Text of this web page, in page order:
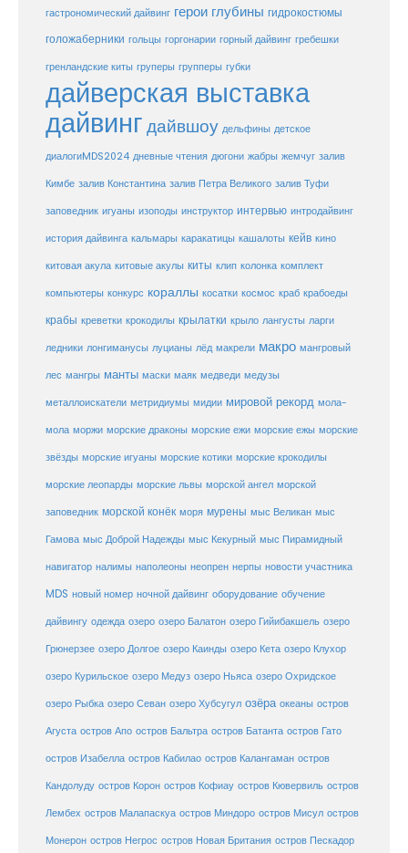
гастрономический дайвинг герои глубины гидрокостюмы
голожаберники гольцы горгонарии горный дайвинг гребешки
гренландские киты груперы групперы губки
дайверская выставка
дайвингдайвшоу дельфины детское
диалогиMDS2024 дневные чтения дюгони жабры жемчуг залив
Кимбе залив Константина залив Петра Великого залив Туфи
заповедник игуаны изоподы инструктор интервью интродайвинг
история дайвинга кальмары каракатицы кашалоты кейв кино
китовая акула китовые акулы киты клип колонка комплект
компьютеры конкурс кораллы косатки космос краб крабоеды
крабы креветки крокодилы крылатки крыло лангусты ларги
ледники лонгиманусы луцианы лёд макрели макро мангровый
лес мангры манты маски маяк медведи медузы
металлоискатели метридиумы мидии мировой рекорд мола-
мола моржи морские драконы морские ежи морские ежы морские
звёзды морские игуаны морские котики морские крокодилы
морские леопарды морские львы морской ангел морской
заповедник морской конёк моря мурены мыс Великан мыс
Гамова мыс Доброй Надежды мыс Кекурный мыс Пирамидный
навигатор налимы наполеоны неопрен нерпы новости участника
MDS новый номер ночной дайвинг оборудование обучение
дайвингу одежда озеро озеро Балатон озеро Гийибакшель озеро
Грюнерзее озеро Долгое озеро Каинды озеро Кета озеро Клухор
озеро Курильское озеро Медуз озеро Ньяса озеро Охридское
озеро Рыбка озеро Севан озеро Хубсугул озёра океаны остров
Агуста остров Апо остров Бальтра остров Батанта остров Гато
остров Изабелла остров Кабилао остров Калангаман остров
Кандолуду остров Корон остров Кофиау остров Кювервиль остров
Лембех остров Малапаскуа остров Миндоро остров Мисул остров
Монерон остров Негрос остров Новая Британия остров Пескадор